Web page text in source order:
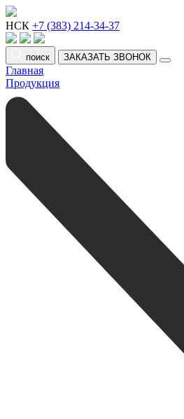
НСК +7 (383) 214-34-37
поиск ЗАКАЗАТЬ ЗВОНОК
Главная
Продукция